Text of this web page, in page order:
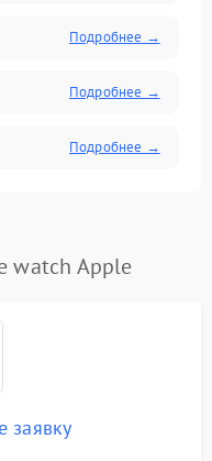
Подробнее →
Подробнее →
Подробнее →
watch Apple
заявку